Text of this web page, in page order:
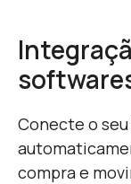
Conecte o
compra e